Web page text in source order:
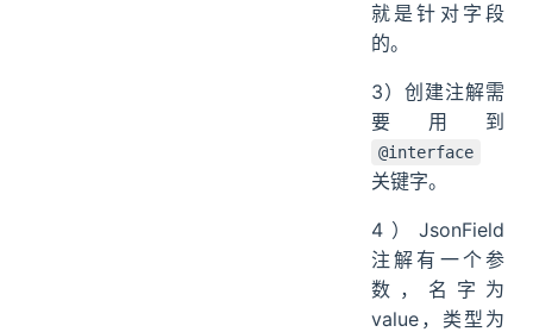
就是针对字段
的。
3）创建注解需
要用到
@interface
关键字。
4）JsonField
注解有一个参
数，名字为
value，类型为